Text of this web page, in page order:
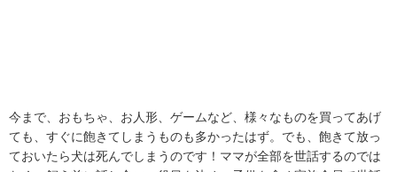
今まで、おもちゃ、お人形、ゲームなど、様々なものを買ってあげ
ても、すぐに飽きてしまうものも多かったはず。でも、飽きて放っ
ておいたら犬は死んでしまうのです！ママが全部を世話するのでは